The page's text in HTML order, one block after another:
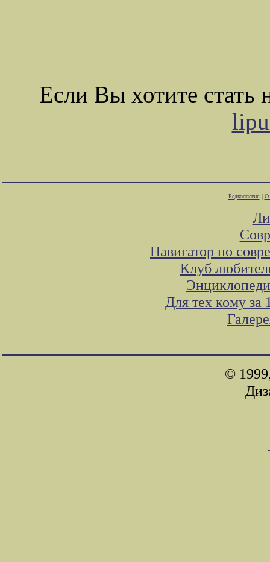
Если Вы хотите
Редколлегия| О
Навигатор по
Клуб
Для тех кому
©